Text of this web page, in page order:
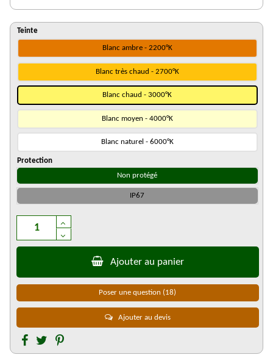
Teinte
Blanc ambre - 2200°K
Blanc très chaud - 2700°K
Blanc chaud - 3000°K
Blanc moyen - 4000°K
Blanc naturel - 6000°K
Protection
Non protégé
IP67
Ajouter au panier
Poser une question (18)
Ajouter au devis